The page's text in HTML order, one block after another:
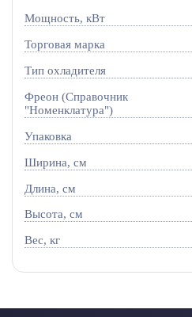
Мощность, кВт
Торговая марка
Тип охладителя
Фреон (Справочник
"Номенклатура")
Упаковка
Ширина, см
Длина, см
Высота, см
Вес, кг